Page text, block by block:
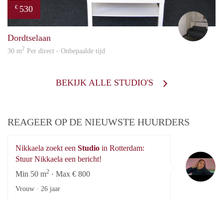
€ 530
Dordtselaan
30 m2 Per direct - Onbepaalde tijd
BEKIJK ALLE STUDIO'S
REAGEER OP DE NIEUWSTE HUURDERS
Nikkaela zoekt een Studio in Rotterdam:
Stuur Nikkaela een bericht!
Min 50 m2 · Max € 800
Vrouw · 26 jaar